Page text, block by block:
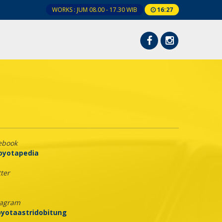
WORKS : JUM 08.00 - 17.30 WIB 16:27